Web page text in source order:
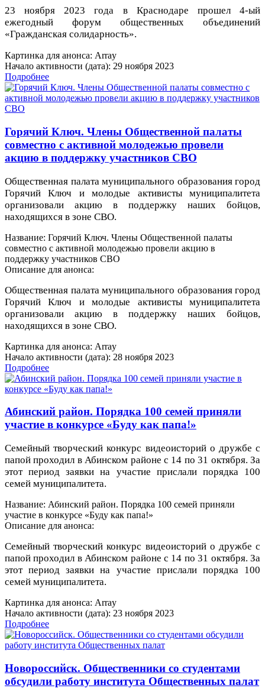
23 ноября 2023 года в Краснодаре прошел 4-ый
ежегодный форум общественных объединений
«Гражданская солидарность».
Картинка для анонса: Array
Начало активности (дата): 29 ноября 2023
Подробнее
Горячий Ключ. Члены Общественной палаты
совместно с активной молодежью провели
акцию в поддержку участников СВО
Общественная палата муниципального образования город
Горячий Ключ и молодые активисты муниципалитета
организовали акцию в поддержку наших бойцов,
находящихся в зоне СВО.
Название: Горячий Ключ. Члены Общественной палаты
совместно с активной молодежью провели акцию в
поддержку участников СВО
Описание для анонса:
Общественная палата муниципального образования город
Горячий Ключ и молодые активисты муниципалитета
организовали акцию в поддержку наших бойцов,
находящихся в зоне СВО.
Картинка для анонса: Array
Начало активности (дата): 28 ноября 2023
Подробнее
Абинский район. Порядка 100 семей приняли
участие в конкурсе «Буду как папа!»
Семейный творческий конкурс видеоисторий о дружбе с
папой проходил в Абинском районе с 14 по 31 октября. За
этот период заявки на участие прислали порядка 100
семей муниципалитета.
Название: Абинский район. Порядка 100 семей приняли
участие в конкурсе «Буду как папа!»
Описание для анонса:
Семейный творческий конкурс видеоисторий о дружбе с
папой проходил в Абинском районе с 14 по 31 октября. За
этот период заявки на участие прислали порядка 100
семей муниципалитета.
Картинка для анонса: Array
Начало активности (дата): 23 ноября 2023
Подробнее
Новороссийск. Общественники со студентами
обсудили работу института Общественных палат